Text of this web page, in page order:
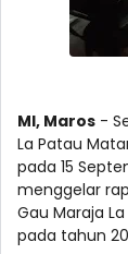
MI, Maros -
La Patau
pada 15
menggelar
Gau Maraja
pada tahun